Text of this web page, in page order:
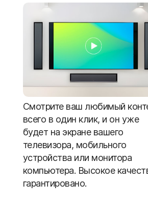
Смотрите ваш любимый
всего в один клик, и он уже
будет на экране вашего
телевизора, мобильного
устройства или монитора
компьютера. Высокое
гарантировано.